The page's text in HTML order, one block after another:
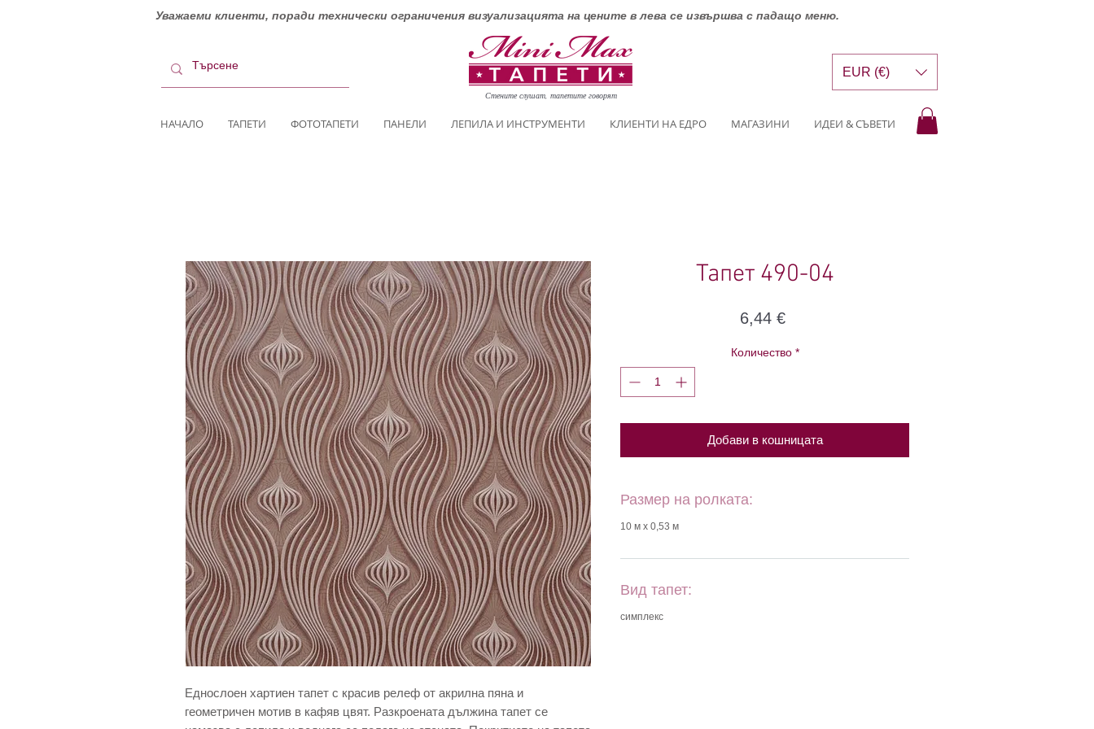
Уважаеми клиенти, поради технически ограничения визуализацията на цените в лева се извършва с падащо меню.
Стените слушат, тапетите говорят
НАЧАЛО ТАПЕТИ ФОТОТАПЕТИ ПАНЕЛИ ЛЕПИЛА И ИНСТРУМЕНТИ КЛИЕНТИ НА ЕДРО МАГАЗИНИ ИДЕИ & СЪВЕТИ
EUR (€)
Еднослоен хартиен тапет с красив релеф от акрилна пяна и
геометричен мотив в кафяв цвят. Разкроената дължина тапет се
Тапет 490-04
6,44 €Цена
Количество *
Добави в кошницата
Размер на ролката:
10 м х 0,53 м
Вид тапет:
симплекс